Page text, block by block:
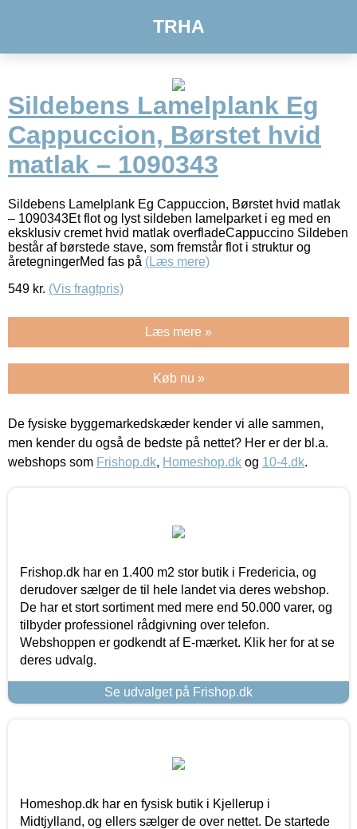
TRHA
Sildebens Lamelplank Eg
Cappuccion, Børstet hvid
matlak – 1090343
Sildebens Lamelplank Eg Cappuccion, Børstet hvid matlak
– 1090343Et flot og lyst sildeben lamelparket i eg med en
eksklusiv cremet hvid matlak overfladeCappuccino Sildeben
består af børstede stave, som fremstår flot i struktur og
åretegningerMed fas på (Læs mere)
549 kr. (Vis fragtpris)
Læs mere »
Køb nu »
De fysiske byggemarkedskæder kender vi alle sammen,
men kender du også de bedste på nettet? Her er der bl.a.
webshops som Frishop.dk, Homeshop.dk og 10-4.dk.
Frishop.dk har en 1.400 m2 stor butik i Fredericia, og
derudover sælger de til hele landet via deres webshop.
De har et stort sortiment med mere end 50.000 varer, og
tilbyder professionel rådgivning over telefon.
Webshoppen er godkendt af E-mærket. Klik her for at se
deres udvalg.
Se udvalget på Frishop.dk
Homeshop.dk har en fysisk butik i Kjellerup i
Midtjylland, og ellers sælger de over nettet. De startede